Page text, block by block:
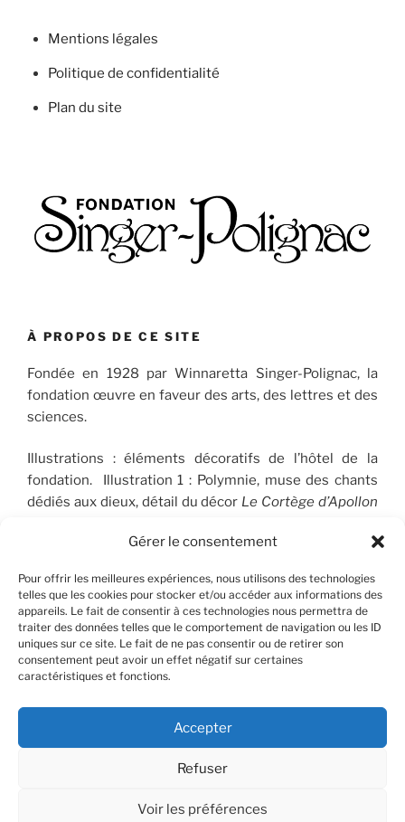
Gérer le consentement
Pour offrir les meilleures expériences, nous utilisons des technologies
telles que les cookies pour stocker et/ou accéder aux informations des
appareils. Le fait de consentir à ces technologies nous permettra de
traiter des données telles que le comportement de navigation ou les ID
uniques sur ce site. Le fait de ne pas consentir ou de retirer son
consentement peut avoir un effet négatif sur certaines
caractéristiques et fonctions.
Accepter
Refuser
Voir les préférences
Mentions légales
Politique de confidentialité
Plan du site
À PROPOS DE CE SITE
Fondée en 1928 par Winnaretta Singer-Polignac, la
fondation œuvre en faveur des arts, des lettres et des
sciences.
Illustrations : éléments décoratifs de l’hôtel de la
fondation. Illustration 1 : Polymnie, muse des chants
dédiés aux dieux, détail du décor Le Cortège d’Apollon
orne le plafond du Salon de musique. © FSP/OLG
RECHERCHER
Recherche
pour
:
InstagramContact